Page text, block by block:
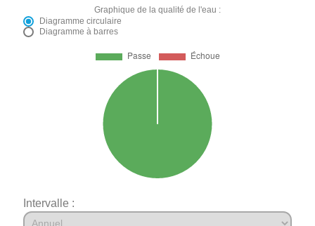
Graphique de la qualité de l'eau :
Diagramme circulaire
Diagramme à barres
Intervalle :